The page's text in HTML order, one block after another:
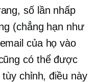
số lần nhấp
(chẳng hạn như
của họ vào
có thể được
chỉnh, điều này